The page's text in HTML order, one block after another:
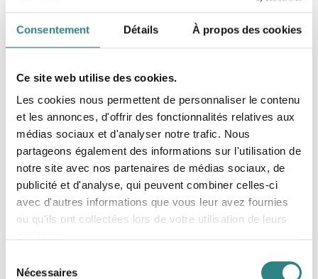
Consentement Détails À propos des cookies
Ce site web utilise des cookies.
Les cookies nous permettent de personnaliser le contenu
et les annonces, d'offrir des fonctionnalités relatives aux
médias sociaux et d'analyser notre trafic. Nous
partageons également des informations sur l'utilisation de
notre site avec nos partenaires de médias sociaux, de
publicité et d'analyse, qui peuvent combiner celles-ci
avec d'autres informations que vous leur avez fournies
ou qu'ils ont collectées lors de votre utilisation de leurs
Nécessaires
qui les feront revenir !
The Fork
Permet de trouver facilement un table